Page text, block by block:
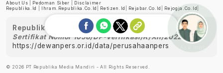
About Us Pedoman Siber
Disclaimer
Republika.id
Ihram.republika.co.id Retizen.id Rejabar.co.id Rejogja.co.id
Republika telah diverifikasi oleh Dewan Pers
Sertifikat Nomor 1058/DP-Verifikasi/K/XII/2022
https://dewanpers.or.id/data/perusahaanpers
© 2026 PT Republika Media Mandiri - All Rights Reserved.